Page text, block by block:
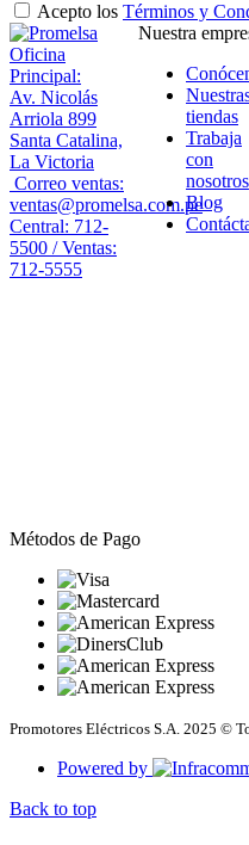
Acepto los Términos y
Oficina
Principal:
Av. Nicolás
Arriola 899
Santa Catalina,
La Victoria
Correo ventas:
ventas@promelsa.com.pe
Central: 712-
5500 / Ventas:
712-5555
Nuestra
tiendas
Trabaja
con
nosotros
Blog
Métodos de Pago
Promotores Eléctricos S.A. 2025 ©
Powered by
Back to top